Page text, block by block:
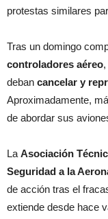
protestas similares
Tras un domingo
controladores aéreo
deban cancelar y
Aproximadamente,
de abordar sus
La Asociación
Seguridad a la
de acción tras el
extiende desde hace